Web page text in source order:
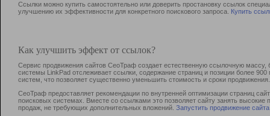
Ссылки можно купить самостоятельно или доверить простановку ссылок
улучшению их эффективности для конкретного поискового запроса. Купить
Как улучшить эффект от ссылок?
Сервис продвижения сайтов СеоТраф создает естественную ссылочную
системы LinkPad отслеживает ссылки, содержание страниц и позиции более
систем, что позволяет существенно уменьшить стоимость и сроки продвижения.
СеоТраф предоставляет рекомендации по внутренней оптимизации страниц
поисковых системах. Вместе со ссылками это позволяет сайту занять
продаж, не требующих дополнительных вложений. Запустить продвижение сайта